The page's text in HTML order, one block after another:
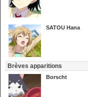
SATOU Hana
Brèves apparitions
Borscht